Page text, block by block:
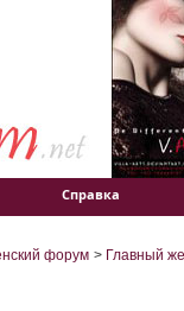
Справка
форум > Главный